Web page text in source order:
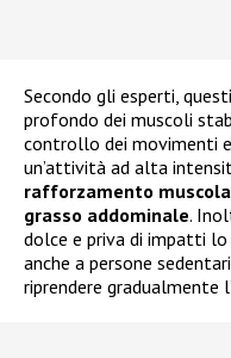
Secondo gli esperti,
profondo dei muscoli
controllo dei movimenti
un’attività ad alta
rafforzamento
grasso addominale.
dolce e priva di impatti
anche a persone
riprendere gradualmente